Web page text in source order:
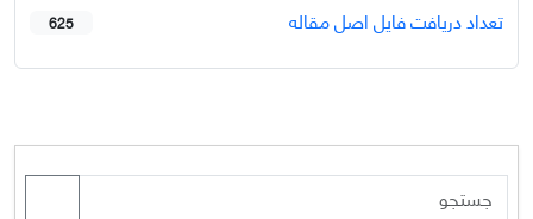
تعداد دریافت فایل اصل مقاله 625